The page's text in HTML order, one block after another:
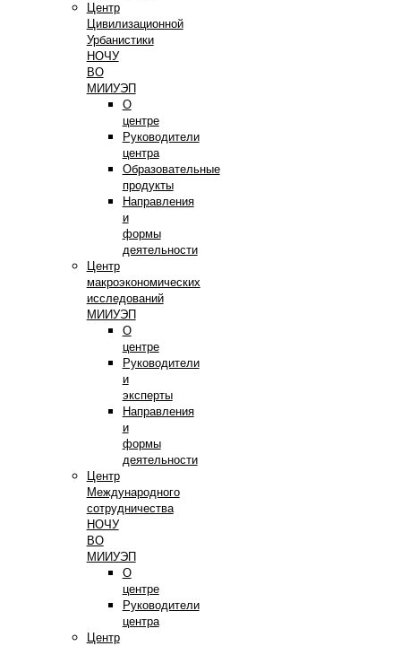
Центр
Цивилизационной
Урбанистики
НОЧУ
ВО
МИИУЭП
О
центре
Руководители
центра
Образовательные
продукты
Направления
и
формы
деятельности
Центр
макроэкономических
исследований
МИИУЭП
О
центре
Руководители
и
эксперты
Направления
и
формы
деятельности
Центр
Международного
сотрудничества
НОЧУ
ВО
МИИУЭП
О
центре
Руководители
центра
Центр